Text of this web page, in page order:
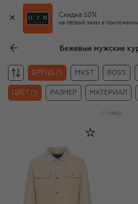
Скидка 10%
на первый заказ в
БРЕНД (1) MVST BOSS
ЦВЕТ (1) РАЗМЕР МАТЕРИАЛ
1 товар